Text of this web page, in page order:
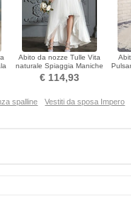
Abito da nozze Tulle Vita
naturale Spiaggia Maniche
corte Primavera
€ 114,93
spalline
Vestiti da sposa Impero